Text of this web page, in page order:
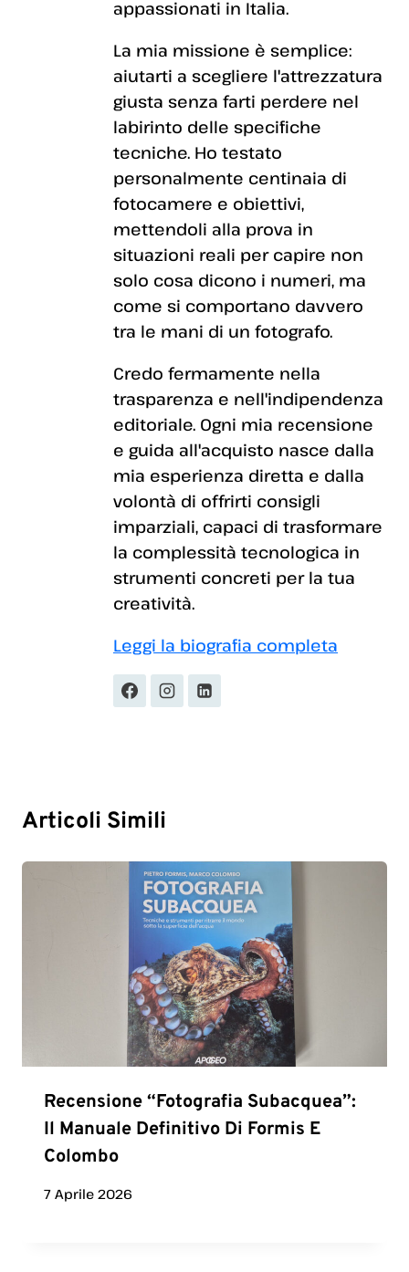
appassionati in Italia.
La mia missione è semplice:
aiutarti a scegliere l'attrezzatura
giusta senza farti perdere nel
labirinto delle specifiche
tecniche. Ho testato
personalmente centinaia di
fotocamere e obiettivi,
mettendoli alla prova in
situazioni reali per capire non
solo cosa dicono i numeri, ma
come si comportano davvero
tra le mani di un fotografo.
Credo fermamente nella
trasparenza e nell'indipendenza
editoriale. Ogni mia recensione
e guida all'acquisto nasce dalla
mia esperienza diretta e dalla
volontà di offrirti consigli
imparziali, capaci di trasformare
la complessità tecnologica in
strumenti concreti per la tua
creatività.
Leggi la biografia completa
Articoli Simili
Recensione “Fotografia Subacquea”:
Il Manuale Definitivo Di Formis E
Colombo
7 Aprile 2026